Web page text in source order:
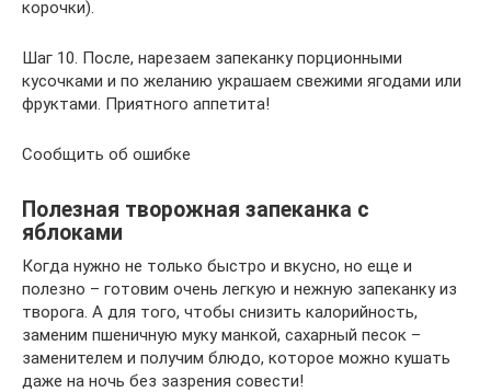
корочки).
Шаг 10. После, нарезаем запеканку порционными
кусочками и по желанию украшаем свежими ягодами или
фруктами. Приятного аппетита!
Сообщить об ошибке
Полезная творожная запеканка с
яблоками
Когда нужно не только быстро и вкусно, но еще и
полезно – готовим очень легкую и нежную запеканку из
творога. А для того, чтобы снизить калорийность,
заменим пшеничную муку манкой, сахарный песок –
заменителем и получим блюдо, которое можно кушать
даже на ночь без зазрения совести!